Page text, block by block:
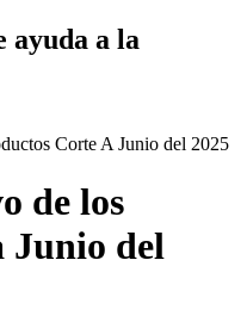
ayuda a la
Corte A Junio del 2025
de los
Junio del